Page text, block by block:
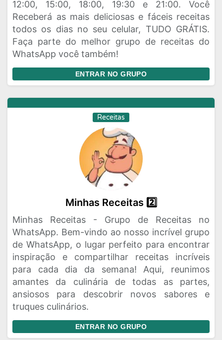
12:00, 15:00, 18:00, 19:30 e 21:00. Você
Receberá as mais deliciosas e fáceis receitas
todos os dias no seu celular, TUDO GRÁTIS.
Faça parte do melhor grupo de receitas do
WhatsApp você também!
ENTRAR NO GRUPO
Receitas
Minhas Receitas 2️⃣
Minhas Receitas - Grupo de Receitas no
WhatsApp. Bem-vindo ao nosso incrível grupo
de WhatsApp, o lugar perfeito para encontrar
inspiração e compartilhar receitas incríveis
para cada dia da semana! Aqui, reunimos
amantes da culinária de todas as partes,
ansiosos para descobrir novos sabores e
truques culinários.
ENTRAR NO GRUPO